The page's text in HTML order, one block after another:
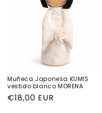
Muñeca Japonesa KUMIS
vestido blanco MORENA
Precio
€18,00 EUR